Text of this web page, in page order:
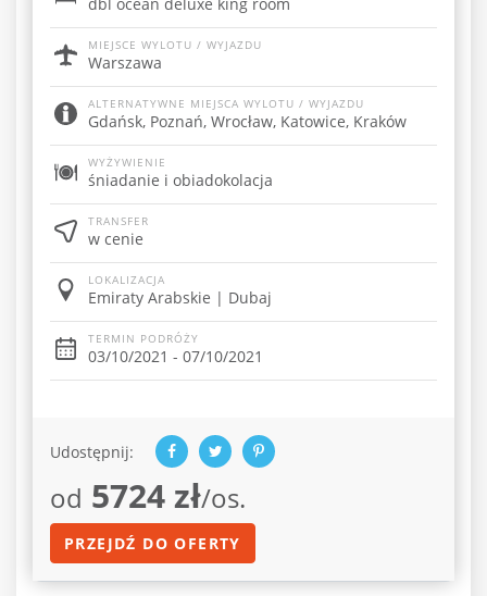
MIEJSCE WYLOTU / WYJAZDU
Warszawa
ALTERNATYWNE MIEJSCA WYLOTU / WYJAZDU
Gdańsk, Poznań, Wrocław, Katowice, Kraków
WYŻYWIENIE
śniadanie i obiadokolacja
TRANSFER
w cenie
LOKALIZACJA
Emiraty Arabskie | Dubaj
TERMIN PODRÓŻY
03/10/2021 - 07/10/2021
Udostępnij:
od 5724 zł/os.
PRZEJDŹ DO OFERTY